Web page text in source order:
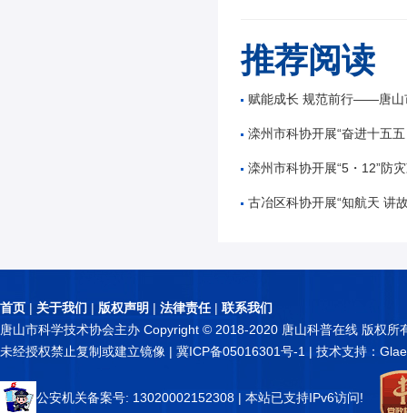
推荐阅读
赋能成长 规范前行——唐山市公路学会举办公路工
滦州市科协开展“奋进十五五 科技谱新篇”全国
滦州市科协开展“5・12”防灾减
古冶区科协开展“知航天 讲故事 逐星辰——中国
首页 | 关于我们 | 版权声明 | 法律责任| 联系我们
唐山市科学技术协会主办 Copyright © 2018-2020 唐山科普在线 版权所
未经授权禁止复制或建立镜像 | 冀ICP备05016301号-1 | 技术支持：
公安机关备案号: 13020002152308 | 本站已支持IPv6访问!